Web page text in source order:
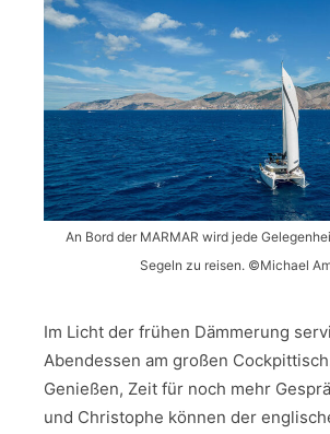
An Bord der MARMAR wird jede
Segeln zu reisen. ©Michael
Im Licht der frühen Dämmerung
Abendessen am großen
Genießen, Zeit für noch mehr
und Christophe können der